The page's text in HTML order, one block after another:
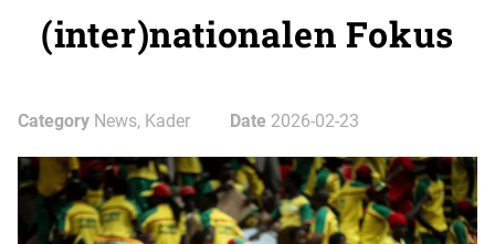
(inter)nationalen Fokus
Category News, Kader Date 2026-02-23